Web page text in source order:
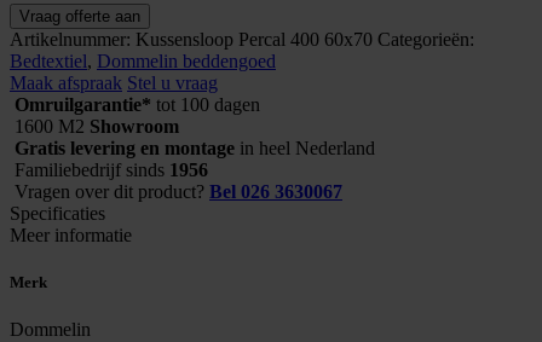
Kussensloop
Percal
400
60x70
aantal
Vraag offerte aan
Artikelnummer: Kussensloop Percal 400 60x70 Categorieën:
Bedtextiel, Dommelin beddengoed
Maak afspraak Stel u vraag
Omruilgarantie* tot 100 dagen
1600 M2 Showroom
Gratis levering en montage in heel Nederland
Familiebedrijf sinds 1956
Vragen over dit product? Bel 026 3630067
Specificaties
Meer informatie
Merk
Dommelin